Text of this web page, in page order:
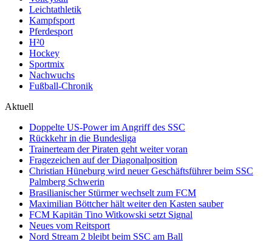
Leichtathletik
Kampfsport
Pferdesport
H²0
Hockey
Sportmix
Nachwuchs
Fußball-Chronik
Aktuell
Doppelte US-Power im Angriff des SSC
Rückkehr in die Bundesliga
Trainerteam der Piraten geht weiter voran
Fragezeichen auf der Diagonalposition
Christian Hüneburg wird neuer Geschäftsführer beim SSC
Palmberg Schwerin
Brasilianischer Stürmer wechselt zum FCM
Maximilian Böttcher hält weiter den Kasten sauber
FCM Kapitän Tino Witkowski setzt Signal
Neues vom Reitsport
Nord Stream 2 bleibt beim SSC am Ball